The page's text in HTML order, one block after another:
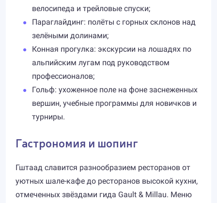
велосипеда и трейловые спуски;
Параглайдинг: полёты с горных склонов над
зелёными долинами;
Конная прогулка: экскурсии на лошадях по
альпийским лугам под руководством
профессионалов;
Гольф: ухоженное поле на фоне заснеженных
вершин, учебные программы для новичков и
турниры.
Гастрономия и шопинг
Гштаад славится разнообразием ресторанов от
уютных шале-кафе до ресторанов высокой кухни,
отмеченных звёздами гида Gault & Millau. Меню